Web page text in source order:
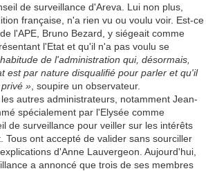
de surveillance d'Areva. Lui non plus,
française, n'a rien vu ou voulu voir. Est-ce
l'APE, Bruno Bezard, y siégeait comme
l'Etat et qu'il n'a pas voulu se
de l'administration qui, désormais,
est par nature disqualifié pour parler et qu'il
» , soupire un observateur.
autres administrateurs, notamment Jean-
spécialement par l'Elysée comme
de surveillance pour veiller sur les intérêts
Tous ont accepté de valider sans sourciller
d'Anne Lauvergeon. Aujourd'hui,
a annoncé que trois de ses membres